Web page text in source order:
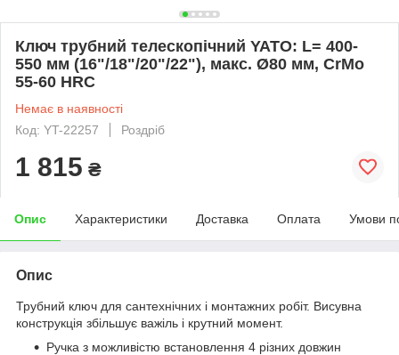
Ключ трубний телескопічний YATO: L= 400-
550 мм (16"/18"/20"/22"), макс. Ø80 мм, CrMo
55-60 HRC
Немає в наявності
Код: YT-22257
Роздріб
1 815 ₴
Опис Характеристики Доставка Оплата Умови
Опис
Трубний ключ для сантехнічних і монтажних робіт. Висувна
конструкція збільшує важіль і крутний момент.
Ручка з можливістю встановлення 4 різних довжин